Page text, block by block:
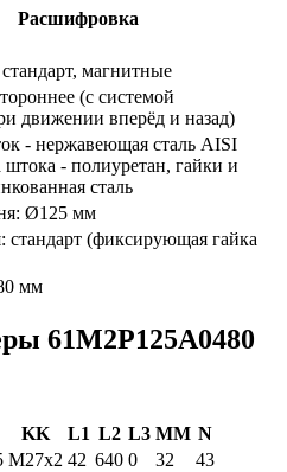
Расшифровка
магнитные
(с системой
движении вперёд и назад)
- нержавеющая сталь AISI
- полиуретан, гайки и
сталь
Ø125 мм
стандарт (фиксирующая гайка
мм
61M2P125A0480
KK L1 L2 L3 MM N
M27x2 42 640 0 32 43